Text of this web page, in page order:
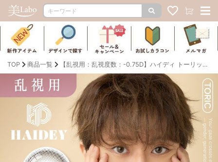
TOP 商品一覧 【乱視用：乱視度数：-0.75D】ハイディ トーリック（HAIDEY TORIC）